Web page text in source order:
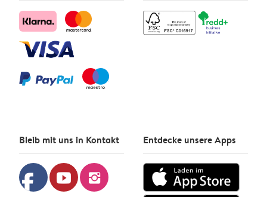
Bleib mit uns in Kontakt
facebook youtube instagram
Entdecke unsere Apps